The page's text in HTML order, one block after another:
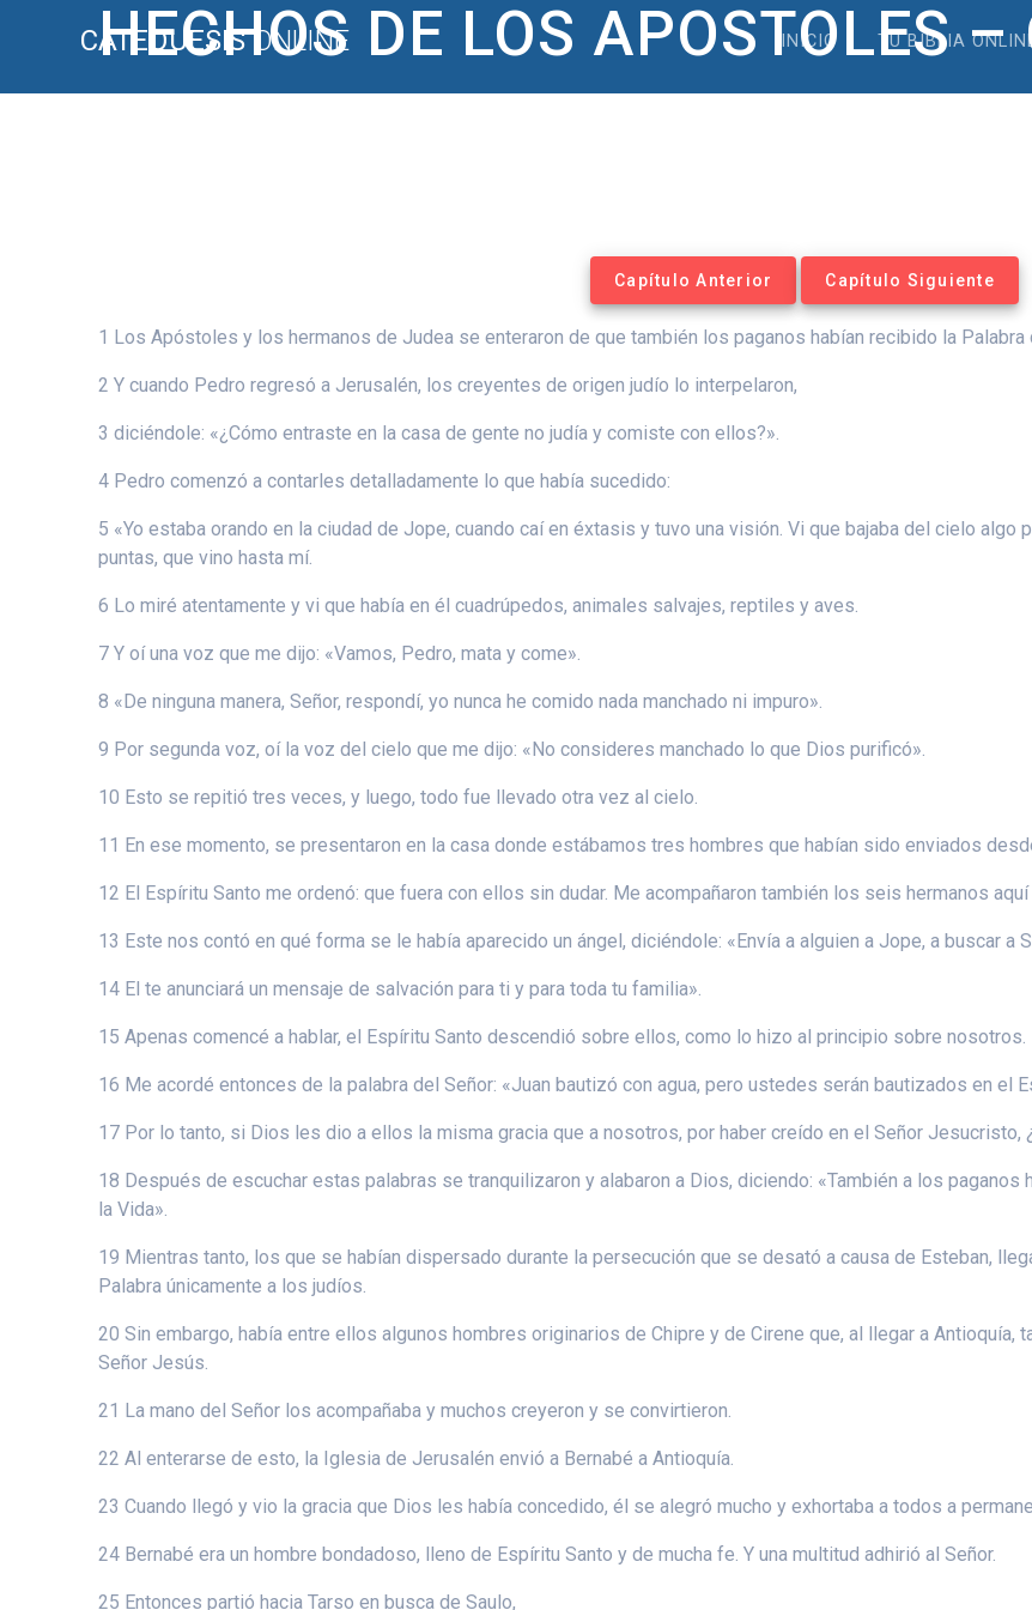
CATEQUESISONLINE INICIO TU BIBLIA
HECHOS DE LOS APOSTOLES
Capítulo Anterior Capítulo Siguiente
1 Los Apóstoles y los hermanos de Judea se enteraron de que también los paganos habían recibido la Palabra
2 Y cuando Pedro regresó a Jerusalén, los creyentes de origen judío lo interpelaron,
3 diciéndole: «¿Cómo entraste en la casa de gente no judía y comiste con ellos?».
4 Pedro comenzó a contarles detalladamente lo que había sucedido:
5 «Yo estaba orando en la ciudad de Jope, cuando caí en éxtasis y tuvo una visión. Vi que bajaba del cielo algo
puntas, que vino hasta mí.
6 Lo miré atentamente y vi que había en él cuadrúpedos, animales salvajes, reptiles y aves.
7 Y oí una voz que me dijo: «Vamos, Pedro, mata y come».
8 «De ninguna manera, Señor, respondí, yo nunca he comido nada manchado ni impuro».
9 Por segunda voz, oí la voz del cielo que me dijo: «No consideres manchado lo que Dios purificó».
10 Esto se repitió tres veces, y luego, todo fue llevado otra vez al cielo.
11 En ese momento, se presentaron en la casa donde estábamos tres hombres que habían sido enviados
12 El Espíritu Santo me ordenó: que fuera con ellos sin dudar. Me acompañaron también los seis hermanos
13 Este nos contó en qué forma se le había aparecido un ángel, diciéndole: «Envía a alguien a Jope, a buscar a
14 El te anunciará un mensaje de salvación para ti y para toda tu familia».
15 Apenas comencé a hablar, el Espíritu Santo descendió sobre ellos, como lo hizo al principio sobre nosotros.
16 Me acordé entonces de la palabra del Señor: «Juan bautizó con agua, pero ustedes serán bautizados en el
17 Por lo tanto, si Dios les dio a ellos la misma gracia que a nosotros, por haber creído en el Señor Jesucristo,
18 Después de escuchar estas palabras se tranquilizaron y alabaron a Dios, diciendo: «También a los
la Vida».
19 Mientras tanto, los que se habían dispersado durante la persecución que se desató a causa de Esteban,
Palabra únicamente a los judíos.
20 Sin embargo, había entre ellos algunos hombres originarios de Chipre y de Cirene que, al llegar a Antioquía,
Señor Jesús.
21 La mano del Señor los acompañaba y muchos creyeron y se convirtieron.
22 Al enterarse de esto, la Iglesia de Jerusalén envió a Bernabé a Antioquía.
23 Cuando llegó y vio la gracia que Dios les había concedido, él se alegró mucho y exhortaba a todos a
24 Bernabé era un hombre bondadoso, lleno de Espíritu Santo y de mucha fe. Y una multitud adhirió al Señor.
25 Entonces partió hacia Tarso en busca de Saulo,